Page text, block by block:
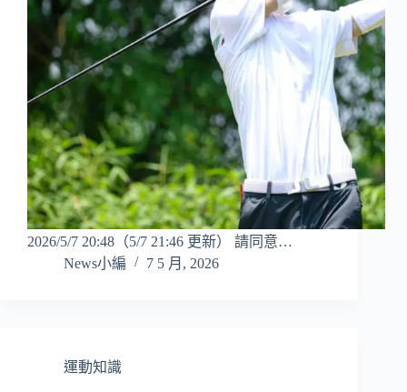
2026/5/7 20:48（5/7 21:46 更新） 請同意…
News小編
7 5 月, 2026
運動知識